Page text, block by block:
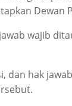
Dewan
wajib
dan hak